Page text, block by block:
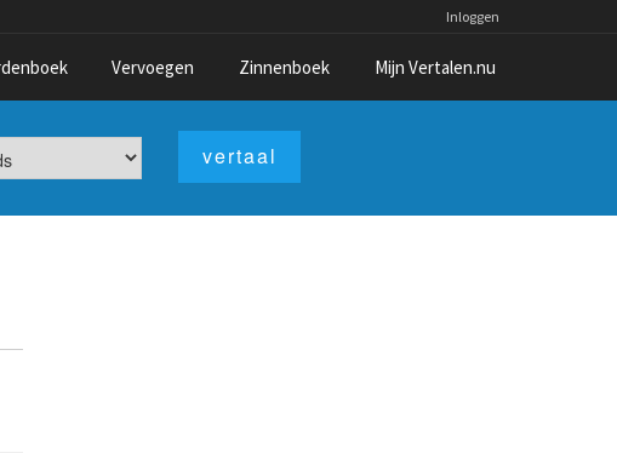
Inloggen
Vervoegen Zinnenboek Mijn Vertalen.nu